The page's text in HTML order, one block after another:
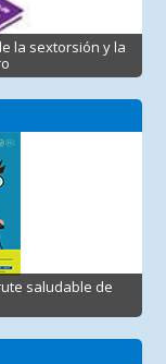
la sextorsión y la
saludable de